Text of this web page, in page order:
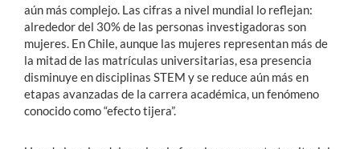
aún más complejo. Las cifras a nivel mundial lo reflejan:
alrededor del 30% de las personas investigadoras son
mujeres. En Chile, aunque las mujeres representan más de
la mitad de las matrículas universitarias, esa presencia
disminuye en disciplinas STEM y se reduce aún más en
etapas avanzadas de la carrera académica, un fenómeno
conocido como “efecto tijera”.